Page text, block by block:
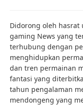
Didorong oleh
gaming News yang
terhubung dengan
menghidupkan
dan tren permainan
fantasi yang
tahun pengalaman
mendongeng yang